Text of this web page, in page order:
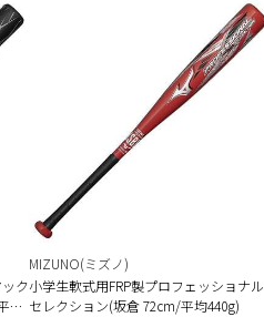
ク
…
MIZUNO(ミズノ)
小学生軟式用FRP製プロフェッショナル
セレクション(坂倉 72cm/平均440g)